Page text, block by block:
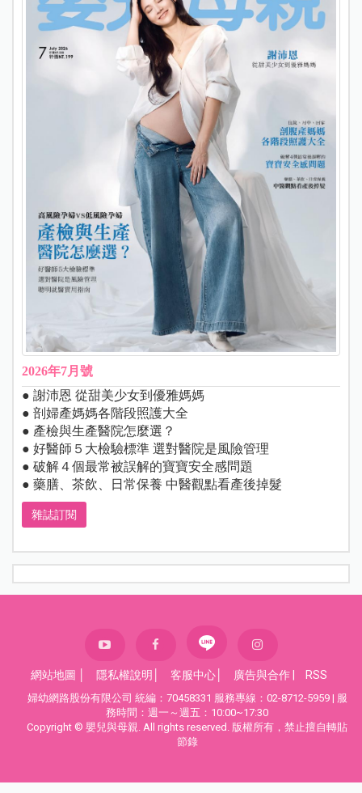
2026年7月號
● 謝沛恩 從甜美少女到優雅媽媽
● 剖婦產媽媽各階段照護大全
● 產檢與生產醫院怎麼選？
● 好醫師５大檢驗標準 選對醫院是風險管理
● 破解４個最常被誤解的寶寶安全感問題
● 藥膳、茶飲、日常保養 中醫觀點看產後掉髮
雜誌訂閱
網站地圖 隱私權說明 客服中心 廣告與合作 RSS
婦幼網路股份有限公司 統編：70458331 服務專線：02-8712-5959 | 服
務時間：週一～週五：10:00~17:30
Copyright © 嬰兒與母親. All rights reserved. 版權所有，禁止擅自轉貼
節錄